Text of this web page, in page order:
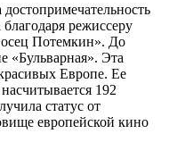
режиссеру
Потемкин». До
«Бульварная». Эта
Европе. Ее
192
статус от
европейской кино